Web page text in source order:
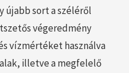
újabb sort a széléről
végeredmény
vízmértéket használva
illetve a megfelelő